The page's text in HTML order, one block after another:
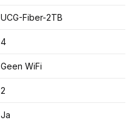
UCG-Fiber-2TB
4
Geen WiFi
2
Ja